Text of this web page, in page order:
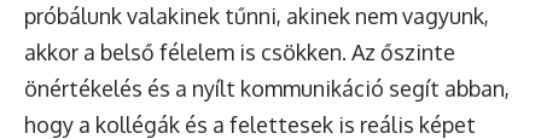
próbálunk valakinek tűnni, akinek nem vagyunk,
akkor a belső félelem is csökken. Az őszinte
önértékelés és a nyílt kommunikáció segít abban,
hogy a kollégák és a felettesek is reális képet